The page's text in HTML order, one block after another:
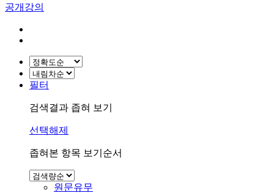
공개강의
필터
검색결과 좁혀 보기
선택해제
좁혀본 항목 보기순서
원문유무